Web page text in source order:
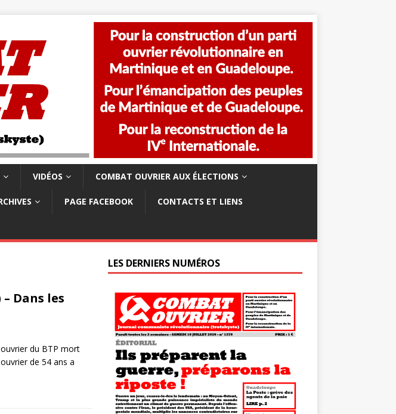
VIDÉOS COMBAT OUVRIER AUX ÉLECTIONS
PAGE FACEBOOK CONTACTS ET LIENS
– Dans les
du BTP mort
de 54 ans a
LES DERNIERS NUMÉROS